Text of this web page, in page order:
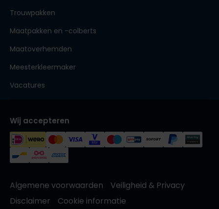
Trouwpakken
Maatpakken en -colberts
Maatoverhemden
Meesterkleermaker
Vacatures
Wij accepteren
Algemene voorwaarden
Veiligheid & Privacy
Disclaimer
Cookie informatie